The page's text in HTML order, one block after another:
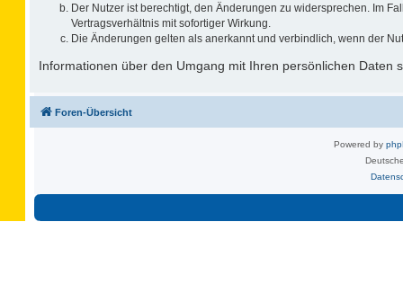
Der Nutzer ist berechtigt, den Änderungen zu widersprechen. Im
Vertragsverhältnis mit sofortiger Wirkung.
Die Änderungen gelten als anerkannt und verbindlich, wenn der
Informationen über den Umgang mit Ihren persönlichen Daten
Foren-Übersicht
Powered by